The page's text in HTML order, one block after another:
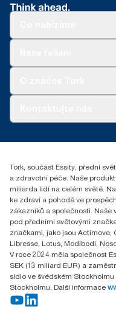
Praha 8, Karlin,
186 00 Česká
Tork, součást Essity, přední
a zdravotní péče. Naše
miliarda lidí na celém světě.
ke zdraví a pohodě ve
zákazníků a společnosti. Naše
pod předními světovými
značkami, jako jsou Actimove,
Libresse, Lotus, Modibodi,
V roce 2024 měla společnost
SEK (13 miliard EUR) a
sídlo ve švédském
Stockholmu. Další informace